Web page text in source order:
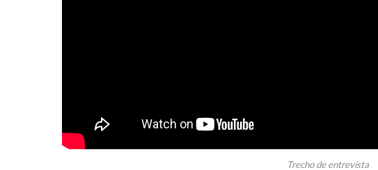
Trecho de entrevista